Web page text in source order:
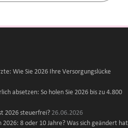
Wie Sie 2026 Ihre Versorgungslücke
absetzen: So holen Sie 2026 bis zu 4.800
2026 steuerfrei? 26.06.2026
8 oder 10 Jahre? Was sich geändert hat